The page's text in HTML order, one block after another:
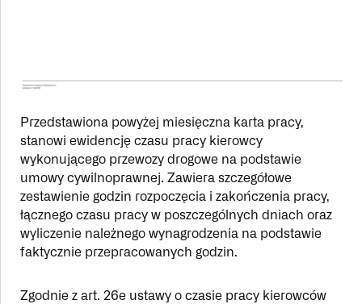
Przedstawiona powyżej miesięczna karta pracy,
stanowi ewidencję czasu pracy kierowcy
wykonującego przewozy drogowe na podstawie
umowy cywilnoprawnej. Zawiera szczegółowe
zestawienie godzin rozpoczęcia i zakończenia pracy,
łącznego czasu pracy w poszczególnych dniach oraz
wyliczenie należnego wynagrodzenia na podstawie
faktycznie przepracowanych godzin.
Zgodnie z art. 26e ustawy o czasie pracy kierowców